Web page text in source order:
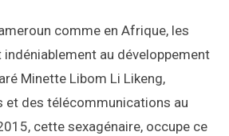
comme en Afrique, les
au développement
Minette Libom Li Likeng,
et des télécommunications au
cette sexagénaire, occupe ce